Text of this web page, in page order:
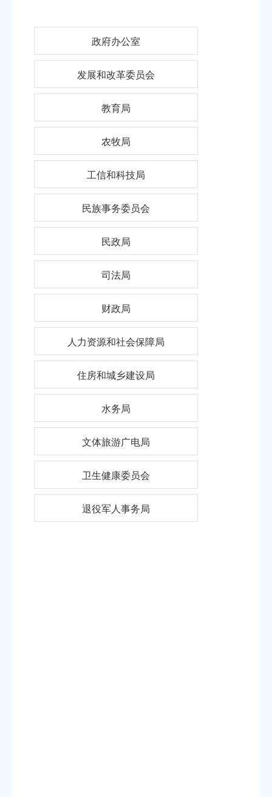
政府办公室
发展和改革委员会
教育局
农牧局
工信和科技局
民族事务委员会
民政局
司法局
财政局
人力资源和社会保障局
住房和城乡建设局
水务局
文体旅游广电局
卫生健康委员会
退役军人事务局